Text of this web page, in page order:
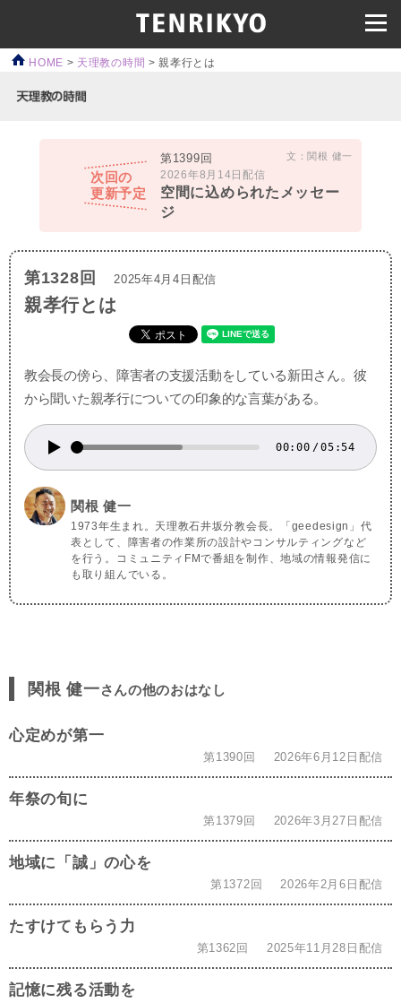
HOME > 天理教の時間 >親孝行とは
次回の
更新予定
第1399回
2026年8月14日配信
空間に込められたメッセー
ジ
文：関根 健一
第1328回 2025年4月4日配信
親孝行とは
教会長の傍ら、障害者の支援活動をしている新田さん。彼
から聞いた親孝行についての印象的な言葉がある。
00:00 /05:54
関根 健一
1973年生まれ。天理教石井坂分教会長。「geedesign」代
表として、障害者の作業所の設計やコンサルティングなど
を行う。コミュニティFMで番組を制作、地域の情報発信に
も取り組んでいる。
関根 健一さんの他のおはなし
心定めが第一
第1390回 2026年6月12日配信
年祭の旬に
第1379回 2026年3月27日配信
地域に「誠」の心を
第1372回 2026年2月6日配信
たすけてもらう力
第1362回 2025年11月28日配信
記憶に残る活動を